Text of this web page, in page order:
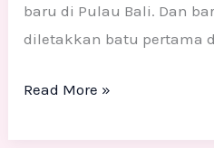
baru di Pulau Bali. Dan
diletakkan batu pertama
Read More »